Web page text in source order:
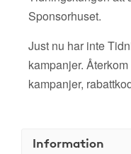
Sponsorhuset.
Just nu har inte
kampanjer.
kampanjer,
Information